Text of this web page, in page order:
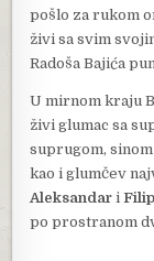
pošlo za rukom
živi sa svim
Radoša Bajića
U mirnom kraju
živi glumac sa
suprugom, sinom
kao i glumčev
Aleksandar iFilip
po prostranom